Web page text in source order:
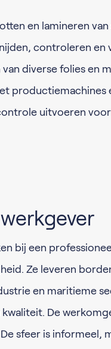
en lamineren
controleren en
van diverse folies en
productiemachines
uitvoeren
bij een
Ze leveren
en maritieme
De
sfeer is informeel,